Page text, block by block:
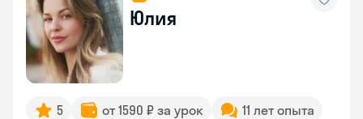
Юлия
5 от 1590 ₽ за урок
11 лет опыта